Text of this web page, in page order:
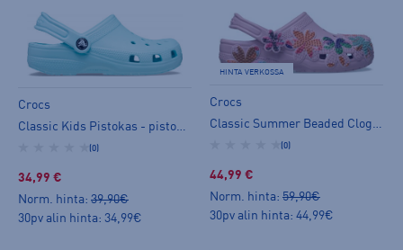
Crocs
(0)
34,99 €
Norm. hinta: 39,90€
30pv alin hinta: 34,99€
HINTA VERKOSSA
Crocs
(0)
44,99 €
Norm. hinta: 59,90€
30pv alin hinta: 44,99€